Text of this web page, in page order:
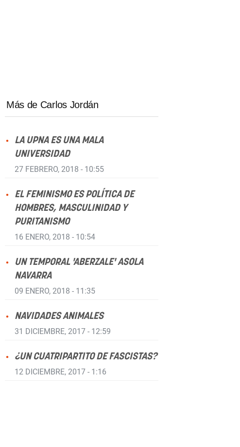
Más de Carlos Jordán
LA UPNA ES UNA MALA
UNIVERSIDAD
27 FEBRERO, 2018 - 10:55
EL FEMINISMO ES POLÍTICA DE
HOMBRES, MASCULINIDAD Y
PURITANISMO
16 ENERO, 2018 - 10:54
UN TEMPORAL 'ABERZALE' ASOLA
NAVARRA
09 ENERO, 2018 - 11:35
NAVIDADES ANIMALES
31 DICIEMBRE, 2017 - 12:59
¿UN CUATRIPARTITO DE FASCISTAS?
12 DICIEMBRE, 2017 - 1:16